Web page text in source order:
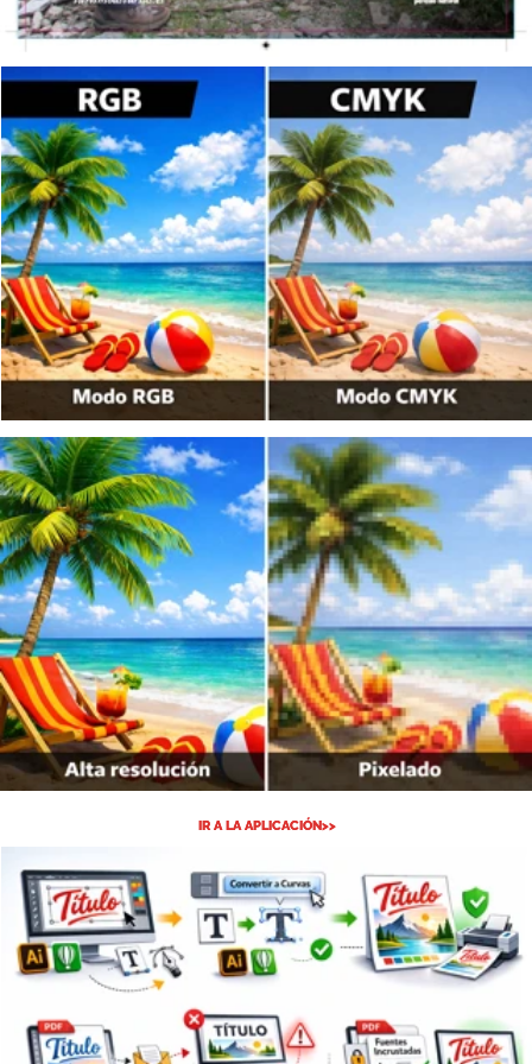
ENVÍANOS TUS ARCHIVOS
Contacto
VIELA ARTES GRÁFICAS, S.L.
Pol. Ind. Fuenteciega
C/ Los Robles, 50
26200 HARO. La Rioja
Tel. 941 305 145
Productos
Etiquetas
Catálogos
Revistas
De Lunes a Viernes:
de 8,00 a 19,00 h.
Atención al cliente